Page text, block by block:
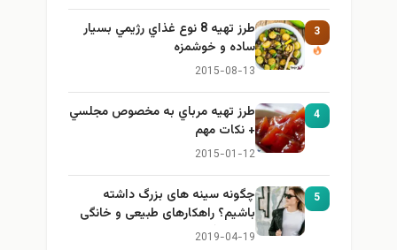
3
طرز تهيه 8 نوع غذاي رژيمي بسيار
ساده و خوشمزه
2015-08-13
4
طرز تهيه مرباي به مخصوص مجلسي
+ نكات مهم
2015-01-12
5
چگونه سینه های بزرگ داشته
باشیم؟ راهکارهای طبیعی و خانگی
برای بزرگ کردن سینه
2019-04-19